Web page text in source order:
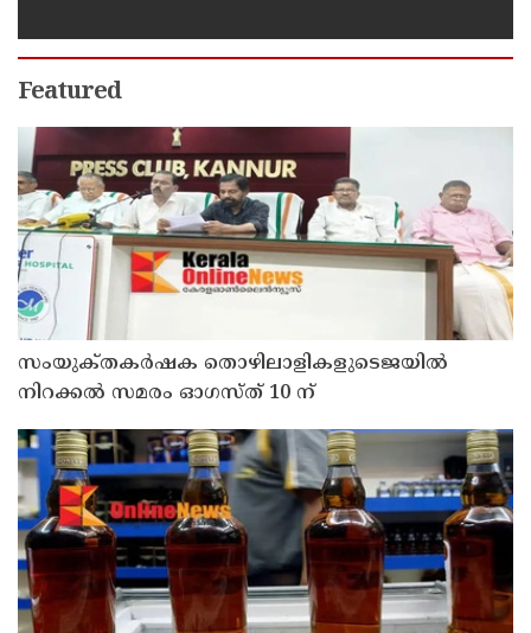
Featured
സംയുക്‌തകർഷക തൊഴിലാളികളുടെജയിൽ
നിറക്കൽ സമരം ഓഗസ്ത് 10 ന്